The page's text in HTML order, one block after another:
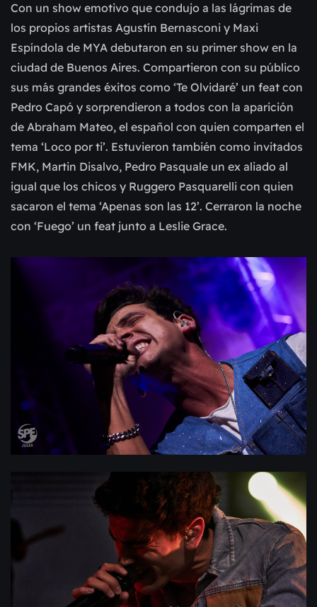
Con un show emotivo que condujo a las lágrimas de
los propios artistas Agustín Bernasconi y Maxi
Espíndola de MYA debutaron en su primer show en la
ciudad de Buenos Aires. Compartieron con su público
sus más grandes éxitos como ‘Te Olvidaré’ un feat con
Pedro Capó y sorprendieron a todos con la aparición
de Abraham Mateo, el español con quien comparten el
tema ‘Loco por ti’. Estuvieron también como invitados
FMK, Martin Disalvo, Pedro Pasquale un ex aliado al
igual que los chicos y Ruggero Pasquarelli con quien
sacaron el tema ‘Apenas son las 12’. Cerraron la noche
con ‘Fuego’ un feat junto a Leslie Grace.